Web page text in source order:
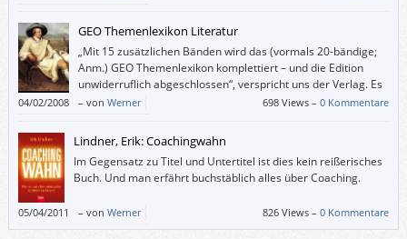
GEO Themenlexikon Literatur
„Mit 15 zusätzlichen Bänden wird das (vormals 20-bändige;
Anm.) GEO Themenlexikon komplettiert – und die Edition
unwiderruflich abgeschlossen“, verspricht uns der Verlag. Es
verhält sich also nicht so, dass dem Vollständigkeitswahn
Verfallene irgendwann die Bände 70 bis 85 auch noch haben werden
müssen.
04/02/2008 – von Werner 698 Views –0 Kommentare
Lindner, Erik: Coachingwahn
Im Gegensatz zu Titel und Untertitel ist dies kein reißerisches
Buch. Und man erfährt buchstäblich alles über Coaching.
05/04/2011 – von Werner 826 Views –0 Kommentare